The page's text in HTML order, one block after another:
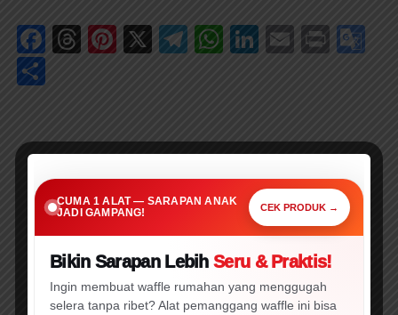
Facebook
Threads
Pinterest
X Telegram
WhatsApp
LinkedIn
Email
Print
CUMA 1 ALAT — SARAPAN ANAK
JADI GAMPANG!
CEK PRODUK →
🔥 WAJIB CEK! ⚡ PROMO
Sarapan Anak Jadi Gampang!
Bikin Sarapan LebihSeru & Praktis!
Ingin membuat waffle rumahan yang menggugah
selera tanpa ribet? Alat pemanggang waffle ini bisa